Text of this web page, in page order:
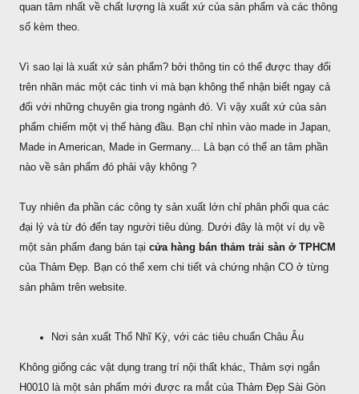
quan tâm nhất về chất lượng là xuất xứ của sản phẩm và các thông
số kèm theo.
Vì sao lại là xuất xứ sản phẩm? bởi thông tin có thể được thay đổi
trên nhãn mác một các tinh vi mà bạn không thể nhận biết ngay cả
đối với những chuyên gia trong ngành đó. Vì vậy xuất xứ của sản
phẩm chiếm một vị thế hàng đầu. Bạn chỉ nhìn vào made in Japan,
Made in American, Made in Germany... Là bạn có thể an tâm phần
nào về sản phẩm đó phải vậy không ?
Tuy nhiên đa phần các công ty sản xuất lớn chỉ phân phối qua các
đại lý và từ đó đến tay người tiêu dùng. Dưới đây là một ví dụ về
một sản phẩm đang bán tại cửa hàng bán thảm trải sàn ở TPHCM
của Thảm Đẹp. Bạn có thể xem chi tiết và chứng nhận CO ở từng
sản phâm trên website.
Nơi sản xuất Thổ Nhĩ Kỳ, với các tiêu chuẩn Châu Âu
Không giống các vật dụng trang trí nội thất khác, Thảm sợi ngắn
H0010 là một sản phẩm mới được ra mắt của Thảm Đẹp Sài Gòn